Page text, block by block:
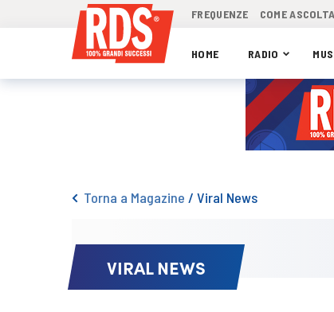
FREQUENZE COME
HOME RADIO
Torna a Magazine / Viral News
VIRAL NEWS